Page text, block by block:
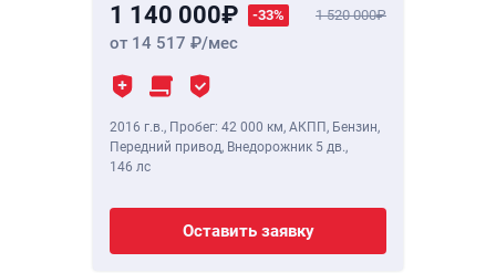
1 140 000 -33% 1 520 000
от 14 517 /мес
2016 г.в., Пробег: 42 000 км, АКПП, Бензин,
Передний привод, Внедорожник 5 дв.,
146 лс
Оставить заявку